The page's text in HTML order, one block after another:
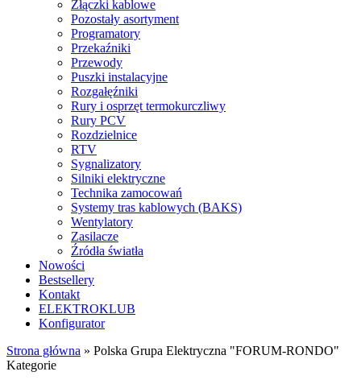
Złączki kablowe
Pozostały asortyment
Programatory
Przekaźniki
Przewody
Puszki instalacyjne
Rozgałęźniki
Rury i osprzęt termokurczliwy
Rury PCV
Rozdzielnice
RTV
Sygnalizatory
Silniki elektryczne
Technika zamocowań
Systemy tras kablowych (BAKS)
Wentylatory
Zasilacze
Źródła światła
Nowości
Bestsellery
Kontakt
ELEKTROKLUB
Konfigurator
Strona główna » Polska Grupa Elektryczna "FORUM-RONDO"
Kategorie